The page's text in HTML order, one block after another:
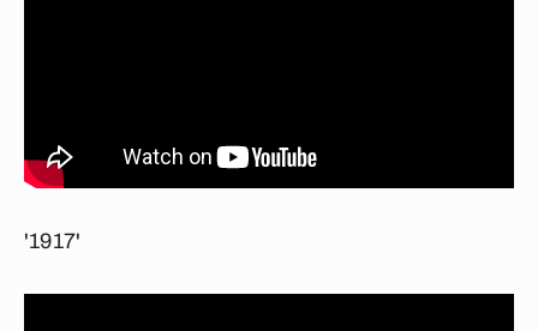
'1917'